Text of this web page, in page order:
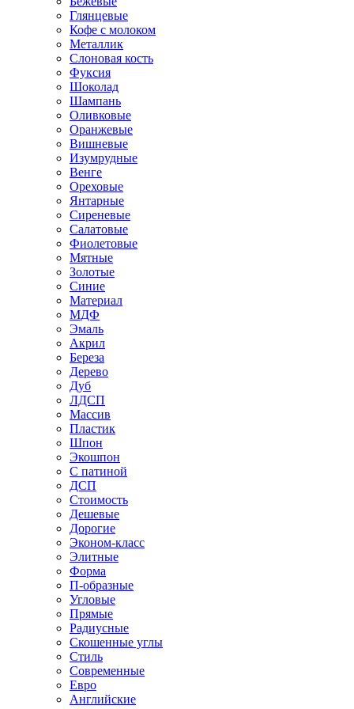
Глянцевые
Кофе с молоком
Металлик
Слоновая кость
Фуксия
Шоколад
Шампань
Оливковые
Оранжевые
Вишневые
Изумрудные
Венге
Ореховые
Янтарные
Сиреневые
Салатовые
Фиолетовые
Мятные
Золотые
Синие
Материал
МДФ
Эмаль
Акрил
Береза
Дерево
Дуб
ЛДСП
Массив
Пластик
Шпон
Экошпон
С патиной
ДСП
Стоимость
Дешевые
Дорогие
Эконом-класс
Элитные
Форма
П-образные
Угловые
Прямые
Радиусные
Скошенные углы
Стиль
Современные
Евро
Английские